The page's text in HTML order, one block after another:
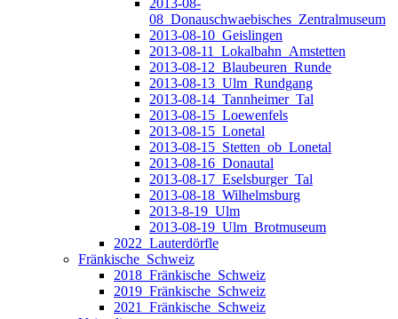
2013-08-
08_Donauschwaebisches_Zentralmuseum
2013-08-10_Geislingen
2013-08-11_Lokalbahn_Amstetten
2013-08-12_Blaubeuren_Runde
2013-08-13_Ulm_Rundgang
2013-08-14_Tannheimer_Tal
2013-08-15_Loewenfels
2013-08-15_Lonetal
2013-08-15_Stetten_ob_Lonetal
2013-08-16_Donautal
2013-08-17_Eselsburger_Tal
2013-08-18_Wilhelmsburg
2013-8-19_Ulm
2013-08-19_Ulm_Brotmuseum
2022_Lauterdörfle
Fränkische_Schweiz
2018_Fränkische_Schweiz
2019_Fränkische_Schweiz
2021_Fränkische_Schweiz